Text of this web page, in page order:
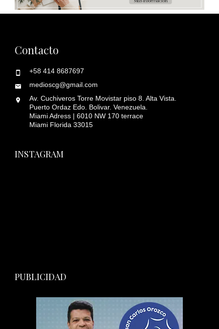
Contacto
+58 414 8687697
medioscg@gmail.com
Av. Cuchiveros Torre Movistar piso 8. Alta Vista.
Puerto Ordaz Edo. Bolivar. Venezuela.
Miami Adress | 6010 NW 170 terrace
Miami Florida 33015
INSTAGRAM
PUBLICIDAD